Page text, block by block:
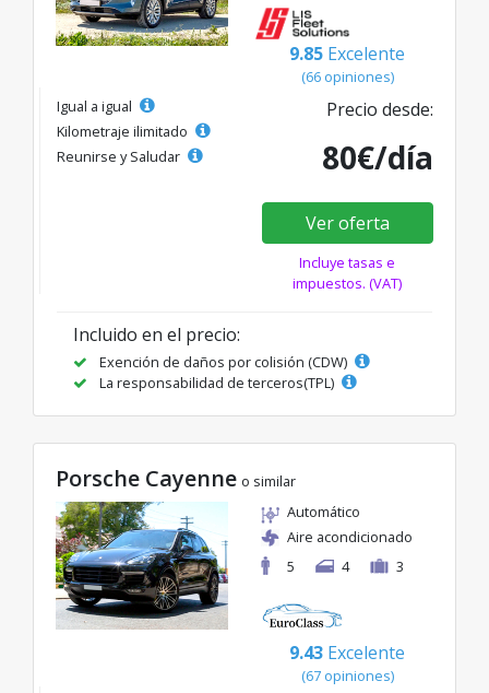
9.85 Excelente
(66 opiniones)
Igual a igual
Kilometraje ilimitado
Reunirse y Saludar
Precio desde:
80€/día
Ver oferta
Incluye tasas e
impuestos. (VAT)
Incluido en el precio:
Exención de daños por colisión (CDW)
La responsabilidad de terceros(TPL)
Porsche Cayenne o similar
Automático
Aire acondicionado
5
4 3
9.43 Excelente
(67 opiniones)